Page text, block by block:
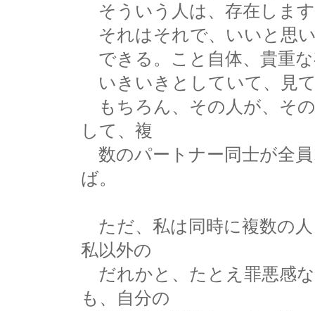
そういう人は、存在しま
それはそれで、いいと思
できる。こと自体、貴重
いきいきとしていて、見
もちろん、その人が、そ
して、複
数のパートナー同士が全
ば。
ただ、私は同時に複数の
私以外の
だれかと、たとえ罪悪感
も、自分の